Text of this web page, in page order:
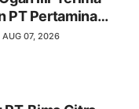
PT Pertamina
Bahas
AUG 07, 2026